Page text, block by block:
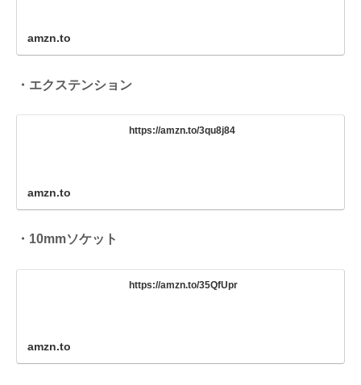
amzn.to
・エクステンション
https://amzn.to/3qu8j84
amzn.to
・10mmソケット
https://amzn.to/35QfUpr
amzn.to